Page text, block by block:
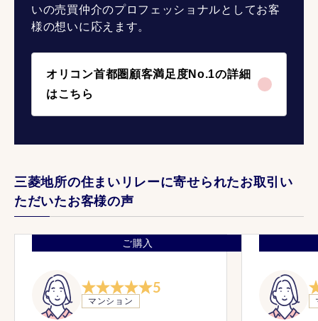
いの売買仲介のプロフェッショナルとしてお客
様の想いに応えます。
オリコン首都圏顧客満足度No.1の詳細
はこちら
三菱地所の住まいリレーに寄せられたお取引い
ただいたお客様の声
ご購入
5
マンション